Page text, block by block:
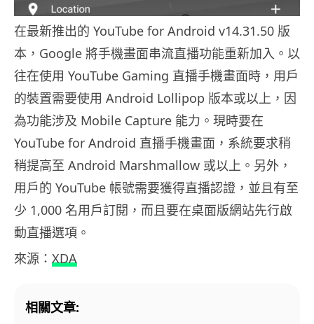
在最新推出的 YouTube for Android v14.31.50 版
本，Google 將手機畫面串流直播功能重新加入。以
往在使用 YouTube Gaming 直播手機畫面時，用戶
的裝置需要使用 Android Lollipop 版本或以上，因
為功能涉及 Mobile Capture 能力。現時要在
YouTube for Android 直播手機畫面，系統要求稍
稍提高至 Android Marshmallow 或以上。另外，
用戶的 YouTube 帳號需要獲得直播認證，並且有至
少 1,000 名用戶訂閱，而且要在桌面版網站先行啟
動直播選項。
來源： XDA
相關文章: